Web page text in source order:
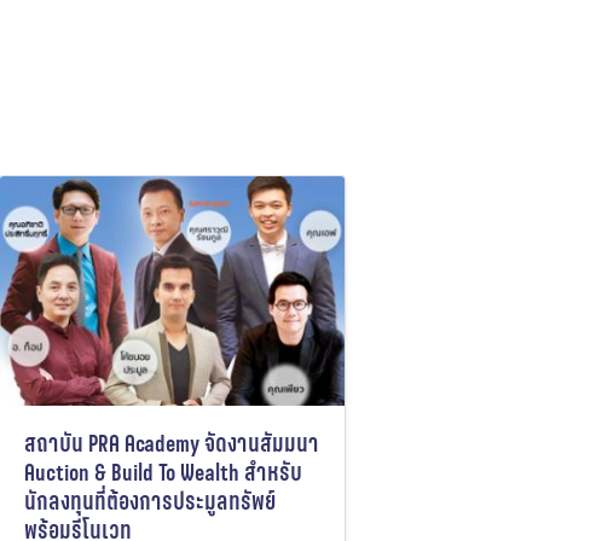
สถาบัน PRA Academy จัดงานสัมมนา
Auction & Build To Wealth สำหรับ
นักลงทุนที่ต้องการประมูลทรัพย์
พร้อมรีโนเวท